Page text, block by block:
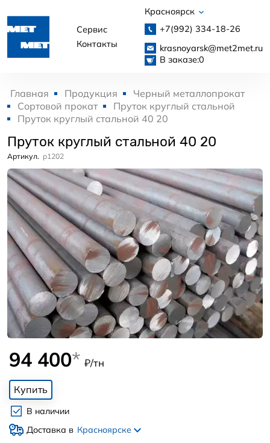
Сервис
Контакты
Красноярск
+7(992) 334-18-26
krasnoyarsk@met2met.ru
В заказе:0
Главная Продукция
Черный металлопрокат
Сортовой прокат
Пруток круглый стальной
Пруток круглый стальной 40 20
Пруток круглый стальной 40 20
Артикул. p1202
94 400* ₽/тн
Купить
В наличии
Доставка в Красноярске